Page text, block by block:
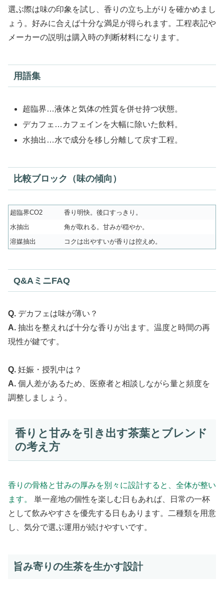
選ぶ際は味の印象を試し、香りの立ち上がりを確かめまし
ょう。好みに合えば十分な満足が得られます。工程表記や
メーカーの説明は購入時の判断材料になります。
用語集
超臨界…液体と気体の性質を併せ持つ状態。
デカフェ…カフェインを大幅に除いた飲料。
水抽出…水で成分を移し分離して戻す工程。
比較ブロック（味の傾向）
超臨界CO2
香り明快。後口すっきり。
水抽出
角が取れる。甘みが穏やか。
溶媒抽出
コクは出やすいが香りは控えめ。
Q&AミニFAQ
Q. デカフェは味が薄い？
A. 抽出を整えれば十分な香りが出ます。温度と時間の再
現性が鍵です。
Q. 妊娠・授乳中は？
A. 個人差があるため、医療者と相談しながら量と頻度を
調整しましょう。
香りと甘みを引き出す茶葉とブレンド
の考え方
香りの骨格と甘みの厚みを別々に設計すると、全体が整い
ます。
単一産地の個性を楽しむ日もあれば、日常の一杯
として飲みやすさを優先する日もあります。二種類を用意
し、気分で選ぶ運用が続けやすいです。
旨み寄りの生茶を生かす設計